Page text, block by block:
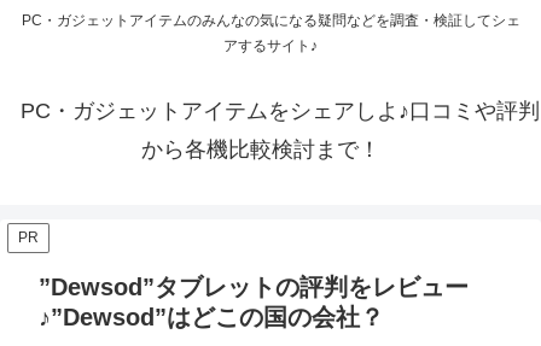
PC・ガジェットアイテムのみんなの気になる疑問などを調査・検証してシェ
アするサイト♪
PC・ガジェットアイテムをシェアしよ♪口コミや評判
から各機比較検討まで！
PR
”Dewsod”タブレットの評判をレビュー
♪”Dewsod”はどこの国の会社？